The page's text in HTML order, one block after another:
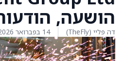
הושעה,
דה פליי (TheFly) 14 בפברואר 2026